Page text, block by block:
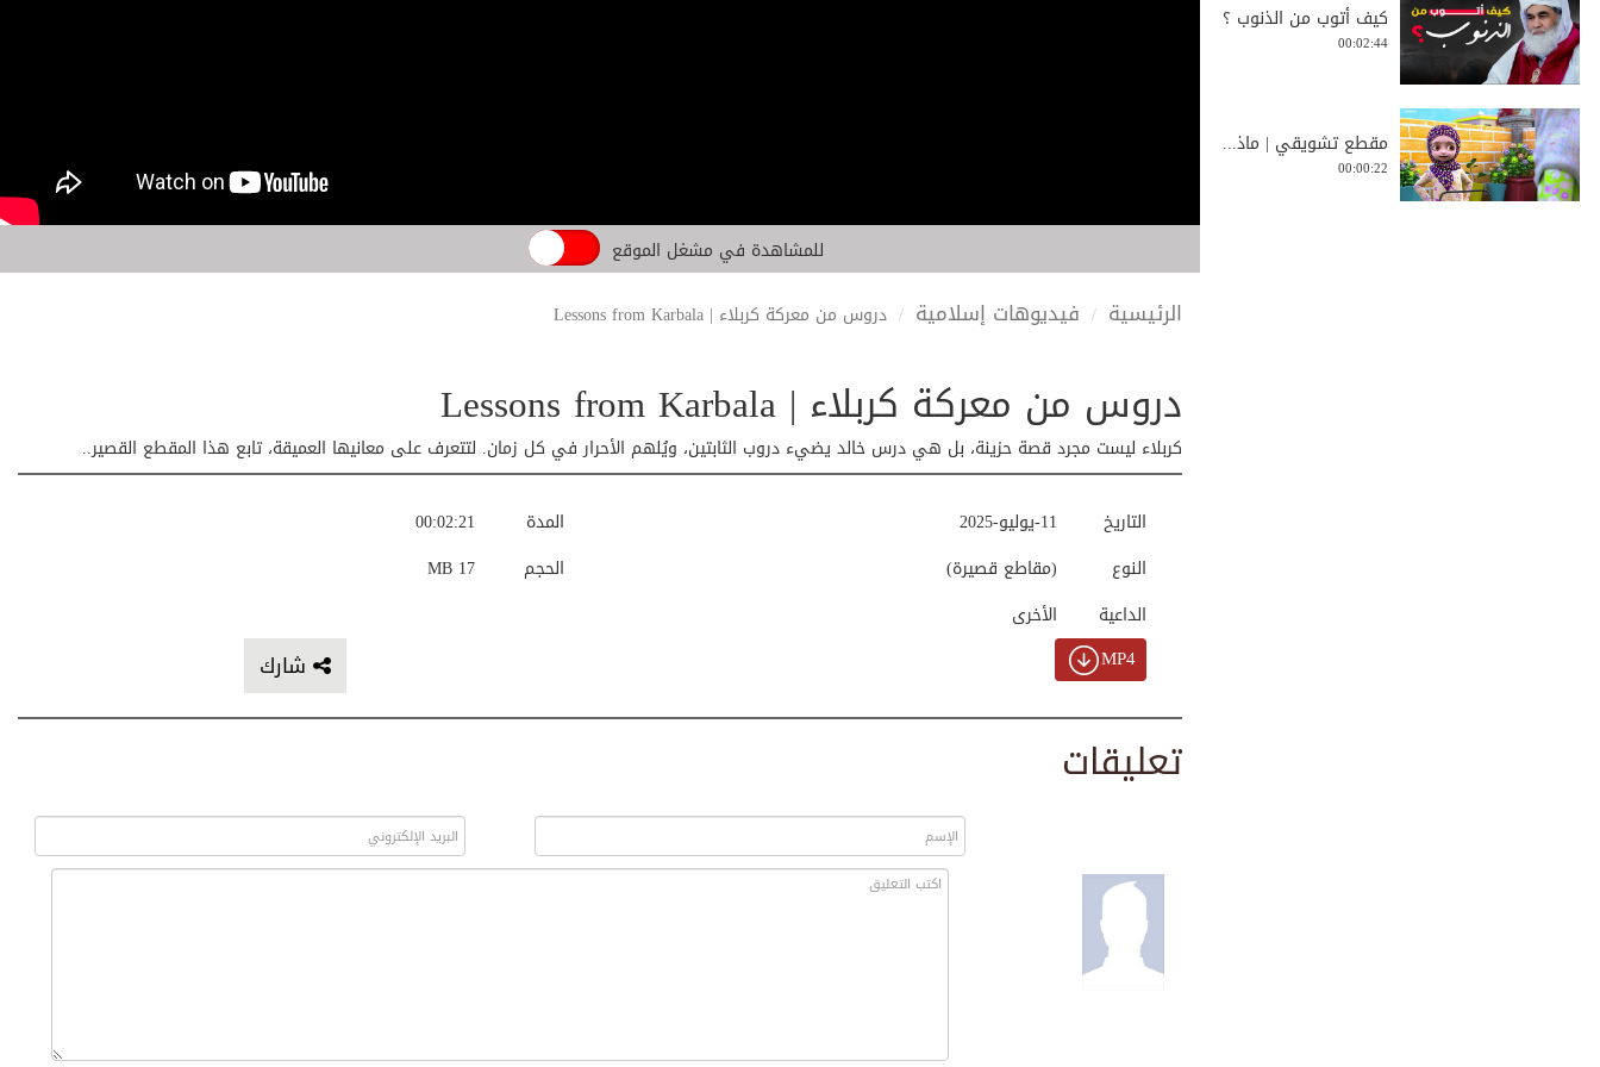
للمشاهدة في مشغل الموقع
الرئيسية فيديوهات إسلامية دروس من معركة كربلاء | Lessons from Karbala
دروس من معركة كربلاء | Lessons from Karbala
كربلاء ليست مجرد قصة حزينة، بل هي درس خالد يضيء دروب الثابتين، ويُلهم الأحرار في كل زمان. لتتعرف على معانيها العميقة، تابع هذا المقطع القصير..
00:02:21
المدة
17 MB
الحجم
11-يوليو-2025
التاريخ
(مقاطع قصيرة)
النوع
الأخرى
الداعية
شارك MP4
تعليقات
كيف أتوب من الذنوب ؟
00:02:44
مقطع تشويقي | ماذ...
00:00:22